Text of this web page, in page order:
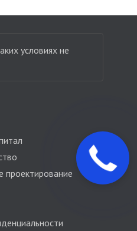
условиях не
проектирование